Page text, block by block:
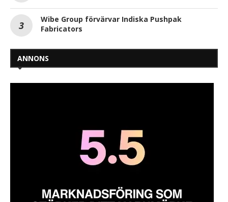
Wibe Group förvärvar Indiska Pushpak
Fabricators
ANNONS